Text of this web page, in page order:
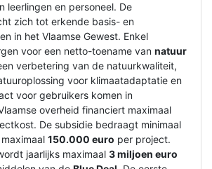
leerlingen en personeel. De
zich tot erkende basis- en
in het Vlaamse Gewest. Enkel
voor een netto-toename van natuur
verbetering van de natuurkwaliteit,
voor klimaatadaptatie en
voor gebruikers komen in
overheid financiert maximaal
De subsidie bedraagt minimaal
150.000 euro per project.
jaarlijks maximaal 3 miljoen euro